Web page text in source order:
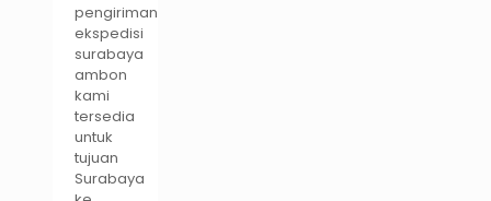
pengiriman
ekspedisi
surabaya
ambon
kami
tersedia
untuk
tujuan
Surabaya